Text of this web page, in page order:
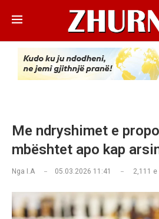
Me ndryshimet e
mbështet apo kap
Nga I.A 05.03.2026 11:41 2,111 e